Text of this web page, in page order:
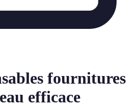
fournitures
efficace